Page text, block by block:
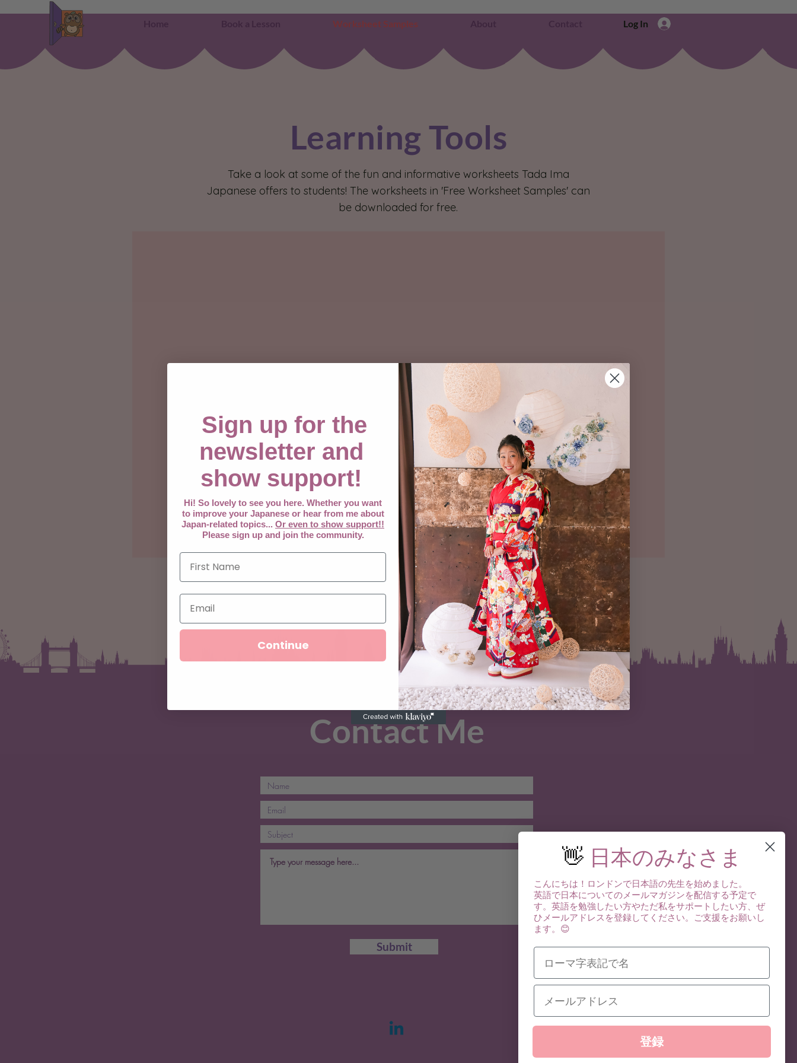
Worksheet Samples Log In
Learning Tools
Take a look at some of the fun and informative worksheets Tada Ima
Japanese offers to students! The worksheets in 'Free Worksheet Samples' can
be downloaded for free.
Contact Me
Submit
Sign up for the
newsletter and
show support!
Hi! So lovely to see you here. Whether you want
to improve your Japanese or hear from me about
Japan-related topics... Or even to show support!!
Please sign up and join the community.
Continue
👋日本のみなさま
こんにちは！ロンドンで日本語の先生を始めました。
英語で日本についてのメールマガジンを配信する予定で
す。英語を勉強したい方やただ私をサポートしたい方、ぜ
ひ メールアドレスを登録してください。ご支援をお願いし
ます。😊
登録